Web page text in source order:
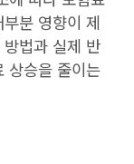
분 영향이 제
법과 실제 반
상승을 줄이는